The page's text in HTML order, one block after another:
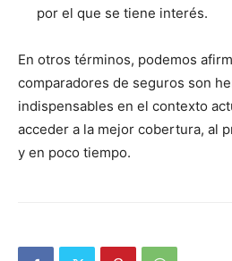
por el que se tiene interés.
En otros términos, podemos
comparadores de seguros son
indispensables en el contexto
acceder a la mejor cobertura, al
y en poco tiempo.